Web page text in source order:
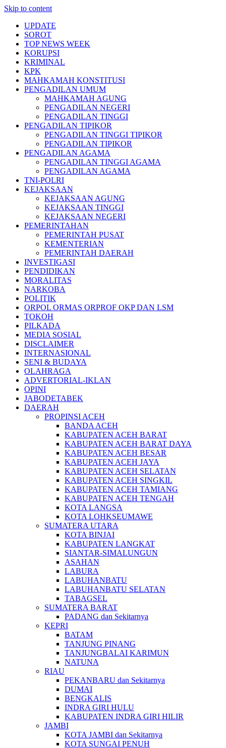
Skip to content
UPDATE
SOROT
TOP NEWS WEEK
KORUPSI
KRIMINAL
KPK
MAHKAMAH KONSTITUSI
PENGADILAN UMUM
MAHKAMAH AGUNG
PENGADILAN NEGERI
PENGADILAN TINGGI
PENGADILAN TIPIKOR
PENGADILAN TINGGI TIPIKOR
PENGADILAN TIPIKOR
PENGADILAN AGAMA
PENGADILAN TINGGI AGAMA
PENGADILAN AGAMA
TNI-POLRI
KEJAKSAAN
KEJAKSAAN AGUNG
KEJAKSAAN TINGGI
KEJAKSAAN NEGERI
PEMERINTAHAN
PEMERINTAH PUSAT
KEMENTERIAN
PEMERINTAH DAERAH
INVESTIGASI
PENDIDIKAN
MORALITAS
NARKOBA
POLITIK
ORPOL ORMAS ORPROF OKP DAN LSM
TOKOH
PILKADA
MEDIA SOSIAL
DISCLAIMER
INTERNASIONAL
SENI & BUDAYA
OLAHRAGA
ADVERTORIAL-IKLAN
OPINI
JABODETABEK
DAERAH
PROPINSI ACEH
BANDA ACEH
KABUPATEN ACEH BARAT
KABUPATEN ACEH BARAT DAYA
KABUPATEN ACEH BESAR
KABUPATEN ACEH JAYA
KABUPATEN ACEH SELATAN
KABUPATEN ACEH SINGKIL
KABUPATEN ACEH TAMIANG
KABUPATEN ACEH TENGAH
KOTA LANGSA
KOTA LOHKSEUMAWE
SUMATERA UTARA
KOTA BINJAI
KABUPATEN LANGKAT
SIANTAR-SIMALUNGUN
ASAHAN
LABURA
LABUHANBATU
LABUHANBATU SELATAN
TABAGSEL
SUMATERA BARAT
PADANG dan Sekitarnya
KEPRI
BATAM
TANJUNG PINANG
TANJUNGBALAI KARIMUN
NATUNA
RIAU
PEKANBARU dan Sekitarnya
DUMAI
BENGKALIS
INDRA GIRI HULU
KABUPATEN INDRA GIRI HILIR
JAMBI
KOTA JAMBI dan Sekitarnya
KOTA SUNGAI PENUH